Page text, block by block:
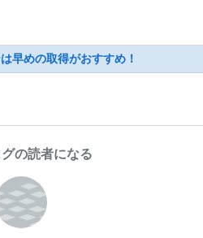
早めの取得がおすすめ！
の読者になる